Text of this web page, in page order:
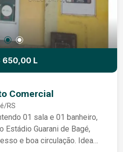
650,00 L
Comercial
RS
01 sala e 01 banheiro,
Estádio Guarani de Bagé,
e boa circulação. Ideal